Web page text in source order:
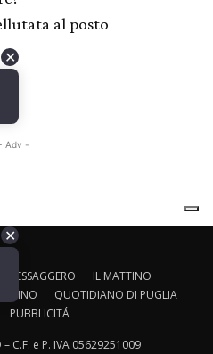
IL MESSAGGERO
IL MATTINO
QUOTIDIANO DI PUGLIA
PUBBLICITÁ
– C.F. e P. IVA 05629251009
✕